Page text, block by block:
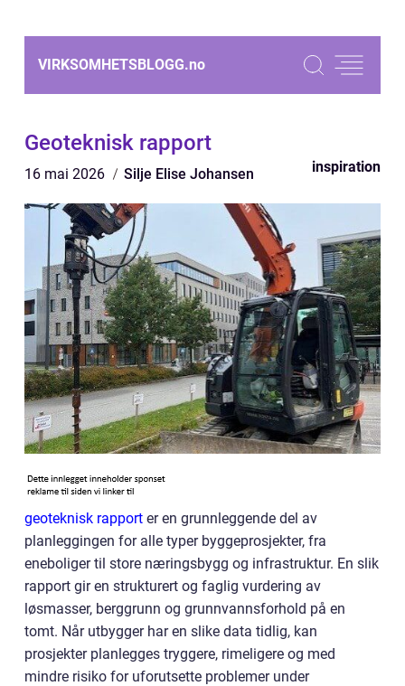
VIRKSOMHETSBLOGG.no
Geoteknisk rapport
16 mai 2026 Silje Elise Johansen inspiration
geoteknisk rapport er en grunnleggende del av
planleggingen for alle typer byggeprosjekter, fra
eneboliger til store næringsbygg og infrastruktur. En slik
rapport gir en strukturert og faglig vurdering av
løsmasser, berggrunn og grunnvannsforhold på en
tomt. Når utbygger har en slike data tidlig, kan
prosjekter planlegges tryggere, rimeligere og med
mindre risiko for uforutsette problemer under